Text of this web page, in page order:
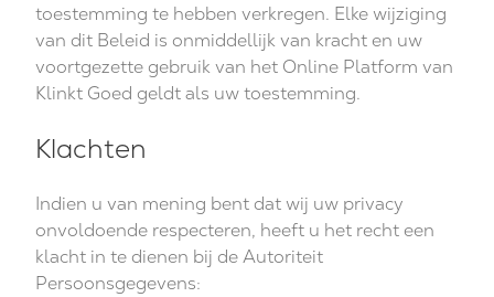
toestemming te hebben verkregen. Elke wijziging
van dit Beleid is onmiddellijk van kracht en uw
voortgezette gebruik van het Online Platform van
Klinkt Goed geldt als uw toestemming.
Klachten
Indien u van mening bent dat wij uw privacy
onvoldoende respecteren, heeft u het recht een
klacht in te dienen bij de Autoriteit
Persoonsgegevens: